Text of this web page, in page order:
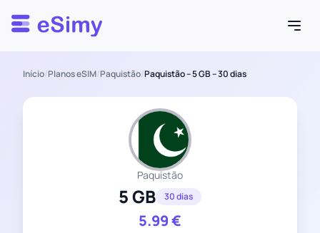
Esimy
Início/Planos eSIM/Paquistão/Paquistão – 5 GB – 30 dias
Paquistão
5 GB 30 dias
5.99€